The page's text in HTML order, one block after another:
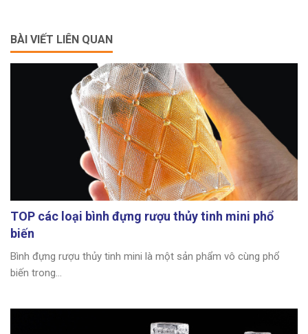
BÀI VIẾT LIÊN QUAN
TOP các loại bình đựng rượu thủy tinh mini phổ
biến
Bình đựng rượu thủy tinh mini là một sản phẩm vô cùng phổ
biến trong...